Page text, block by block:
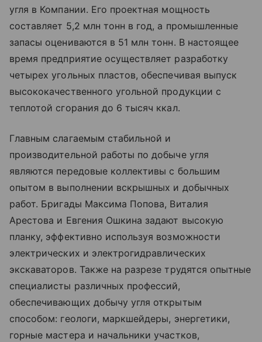
угля в Компании. Его проектная мощность
составляет 5,2 млн тонн в год, а промышленные
запасы оцениваются в 51 млн тонн. В настоящее
время предприятие осуществляет разработку
четырех угольных пластов, обеспечивая выпуск
высококачественного угольной продукции с
теплотой сгорания до 6 тысяч ккал.
Главным слагаемым стабильной и
производительной работы по добыче угля
являются передовые коллективы с большим
опытом в выполнении вскрышных и добычных
работ. Бригады Максима Попова, Виталия
Арестова и Евгения Ошкина задают высокую
планку, эффективно используя возможности
электрических и электрогидравлических
экскаваторов. Также на разрезе трудятся опытные
специалисты различных профессий,
обеспечивающих добычу угля открытым
способом: геологи, маркшейдеры, энергетики,
горные мастера и начальники участков,